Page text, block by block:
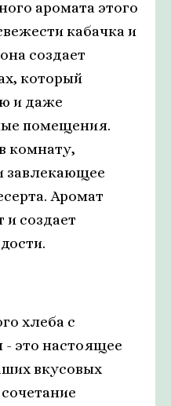
аромата этого
кабачка и
создает
который
и даже
помещения.
комнату,
завлекающее
Аромат
и создает
хлеба с
это настоящее
вкусовых